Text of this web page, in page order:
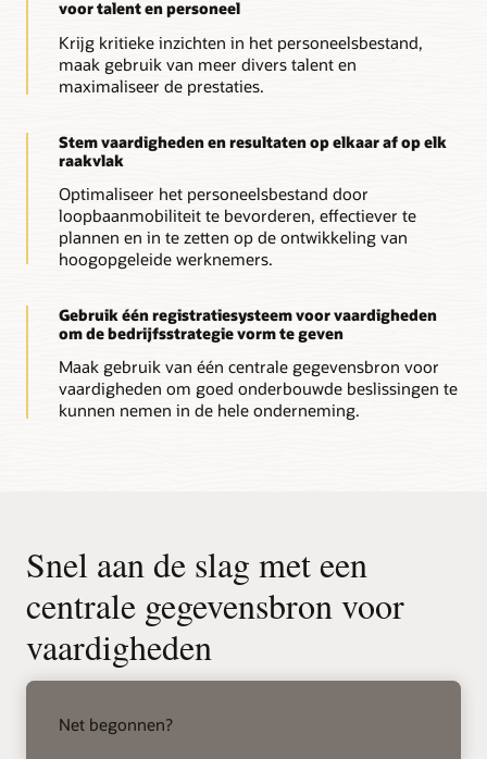
voor talent en personeel
Krijg kritieke inzichten in het personeelsbestand,
maak gebruik van meer divers talent en
maximaliseer de prestaties.
Stem vaardigheden en resultaten op elkaar af op elk
raakvlak
Optimaliseer het personeelsbestand door
loopbaanmobiliteit te bevorderen, effectiever te
plannen en in te zetten op de ontwikkeling van
hoogopgeleide werknemers.
Gebruik één registratiesysteem voor vaardigheden
om de bedrijfsstrategie vorm te geven
Maak gebruik van één centrale gegevensbron voor
vaardigheden om goed onderbouwde beslissingen te
kunnen nemen in de hele onderneming.
Snel aan de slag met een
centrale gegevensbron voor
vaardigheden
Net begonnen?
pijl